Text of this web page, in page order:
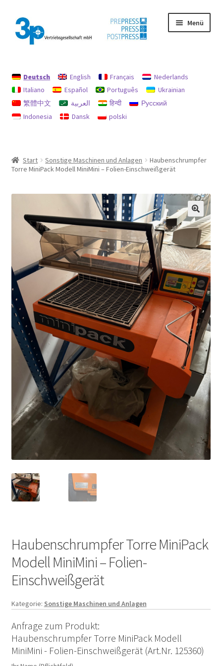
Zur
Navigation
springen
Zum
Inhalt
springen
Menü
Datenschutz
Gebrauchtmaschinen
Deutsch English Français
Nederlands
Italiano
Español Português
Ukrainian
繁體中文
العربية हिन्दी
Русский
Indonesia
Dansk polski
Start Sonstige Maschinen und Anlagen
Haubenschrumpfer
Torre MiniPack Modell MiniMini – Folien-Einschweißgerät
Haubenschrumpfer Torre MiniPack
Modell MiniMini – Folien-
Einschweißgerät
Kategorie: Sonstige Maschinen und Anlagen
Anfrage zum Produkt:
Haubenschrumpfer Torre MiniPack Modell
MiniMini - Folien-Einschweißgerät (Art.Nr. 125360)